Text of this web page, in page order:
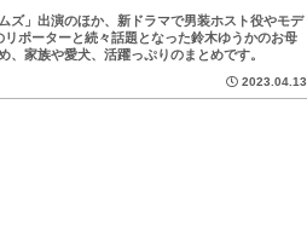
ズ」出演のほか、新ドラマで男装ホスト役やモデ
リポーターと続々話題となった鈴木ゆうかのお母
、家族や愛犬、活躍っぷりのまとめです。
2023.04.13